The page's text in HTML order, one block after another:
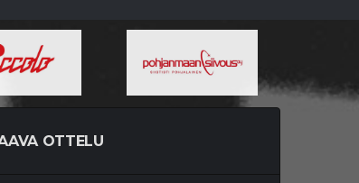
OTTELU